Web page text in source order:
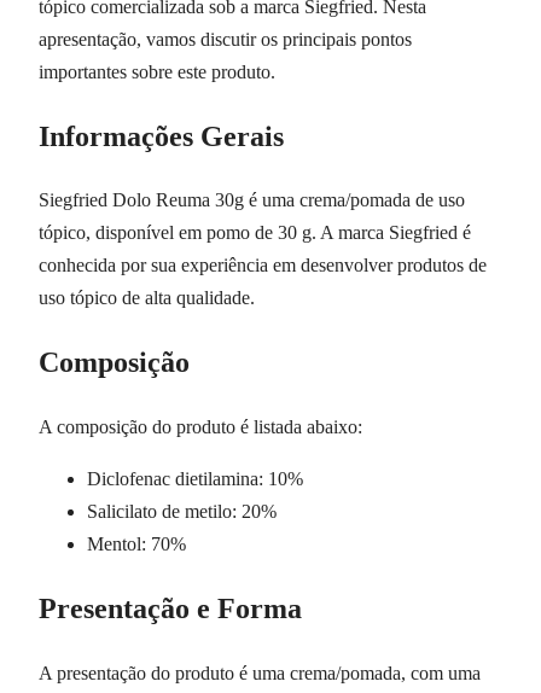
tópico comercializada sob a marca Siegfried. Nesta
apresentação, vamos discutir os principais pontos
importantes sobre este produto.
Informações Gerais
Siegfried Dolo Reuma 30g é uma crema/pomada de uso
tópico, disponível em pomo de 30 g. A marca Siegfried é
conhecida por sua experiência em desenvolver produtos de
uso tópico de alta qualidade.
Composição
A composição do produto é listada abaixo:
Diclofenac dietilamina: 10%
Salicilato de metilo: 20%
Mentol: 70%
Presentação e Forma
A presentação do produto é uma crema/pomada, com uma